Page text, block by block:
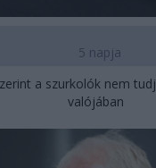
5 napja
a szurkolók nem
valójában